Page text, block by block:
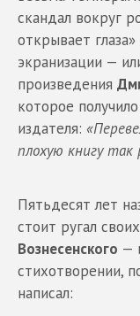
скандал вокруг
открывает
экранизации —
произведения
которое
издателя:
плохую книгу так
Пятьдесят лет
стоит ругал
Вознесенского —
стихотворении,
написал: